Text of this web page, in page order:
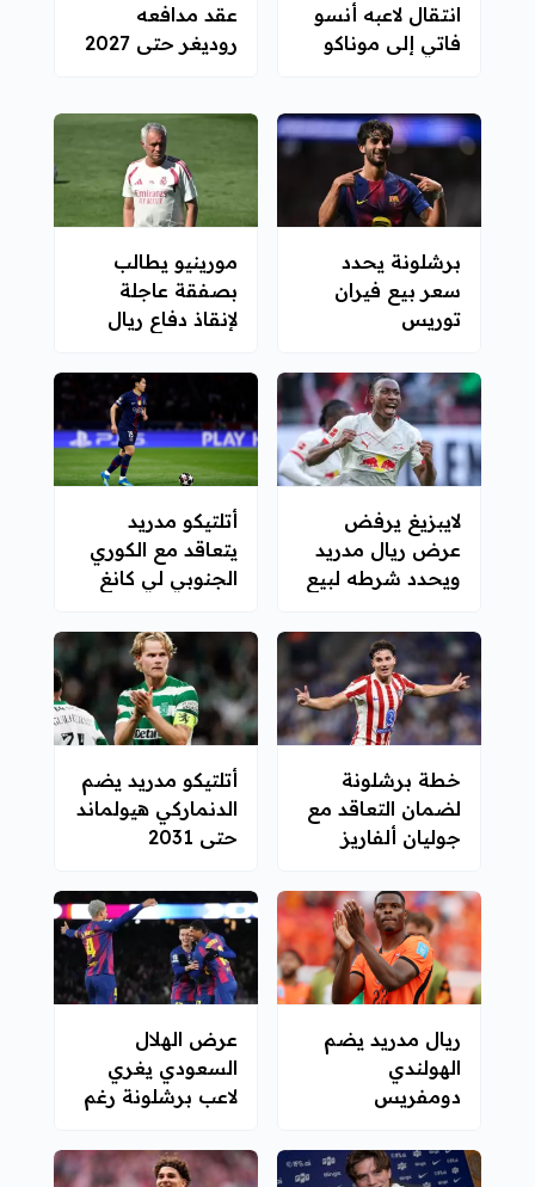
انتقال لاعبه أنسو
فاتي إلى موناكو
عقد مدافعه
روديغر حتى 2027
برشلونة يحدد
سعر بيع فيران
توريس
مورينيو يطالب
بصفقة عاجلة
لإنقاذ دفاع ريال
لايبزيغ يرفض
عرض ريال مدريد
ويحدد شرطه لبيع
أتلتيكو مدريد
يتعاقد مع الكوري
الجنوبي لي كانغ
خطة برشلونة
لضمان التعاقد مع
جوليان ألفاريز
أتلتيكو مدريد يضم
الدنماركي هيولماند
حتى 2031
ريال مدريد يضم
الهولندي
دومفريس
عرض الهلال
السعودي يغري
لاعب برشلونة رغم